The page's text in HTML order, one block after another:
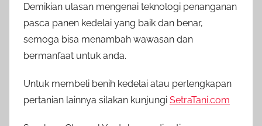
Demikian ulasan mengenai teknologi penanganan
pasca panen kedelai yang baik dan benar,
semoga bisa menambah wawasan dan
bermanfaat untuk anda.
Untuk membeli benih kedelai atau perlengkapan
pertanian lainnya silakan kunjungi SetraTani.com